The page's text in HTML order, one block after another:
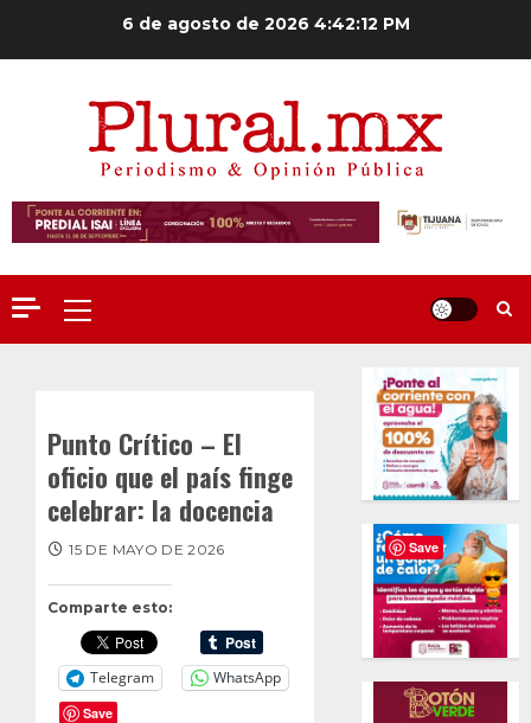
6 de agosto de 2026 4:42:13 PM
Menú
principal
Punto Crítico – El
oficio que el país finge
celebrar: la docencia
Comparte esto:
Telegram WhatsApp
Save
15 DE MAYO DE 2026 Save